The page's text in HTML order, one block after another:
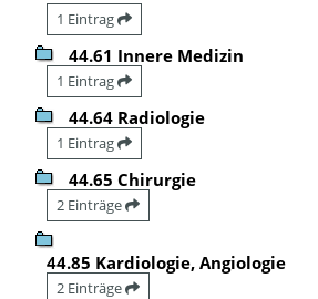
1 Eintrag
44.61 Innere Medizin
1 Eintrag
44.64 Radiologie
1 Eintrag
44.65 Chirurgie
2 Einträge
44.85 Kardiologie, Angiologie
2 Einträge